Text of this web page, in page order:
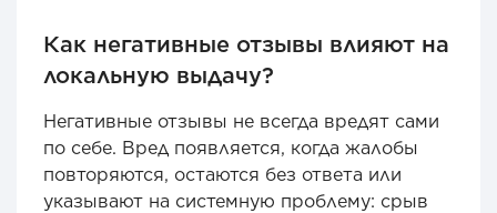
Как негативные отзывы влияют на
локальную выдачу?
Негативные отзывы не всегда вредят сами
по себе. Вред появляется, когда жалобы
повторяются, остаются без ответа или
указывают на системную проблему: срыв